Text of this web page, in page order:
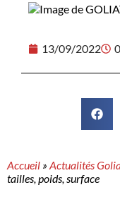
13/09/2022
Accueil » Actualités
tailles, poids, surface